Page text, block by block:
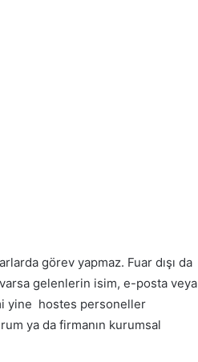
görev yapmaz. Fuar dışı da
gelenlerin isim, e-posta veya
yine hostes personeller
ya da firmanın kurumsal